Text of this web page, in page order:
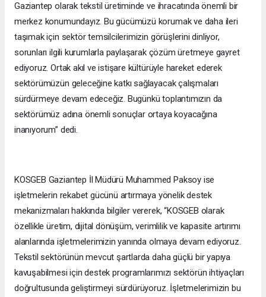
Gaziantep olarak tekstil üretiminde ve ihracatında önemli bir
merkez konumundayız. Bu gücümüzü korumak ve daha ileri
taşımak için sektör temsilcilerimizin görüşlerini dinliyor,
sorunları ilgili kurumlarla paylaşarak çözüm üretmeye gayret
ediyoruz. Ortak akıl ve istişare kültürüyle hareket ederek
sektörümüzün geleceğine katkı sağlayacak çalışmaları
sürdürmeye devam edeceğiz. Bugünkü toplantımızın da
sektörümüz adına önemli sonuçlar ortaya koyacağına
inanıyorum” dedi.
KOSGEB Gaziantep İl Müdürü Muhammed Paksoy ise
işletmelerin rekabet gücünü artırmaya yönelik destek
mekanizmaları hakkında bilgiler vererek, “KOSGEB olarak
özellikle üretim, dijital dönüşüm, verimlilik ve kapasite artırımı
alanlarında işletmelerimizin yanında olmaya devam ediyoruz.
Tekstil sektörünün mevcut şartlarda daha güçlü bir yapıya
kavuşabilmesi için destek programlarımızı sektörün ihtiyaçları
doğrultusunda geliştirmeyi sürdürüyoruz. İşletmelerimizin bu